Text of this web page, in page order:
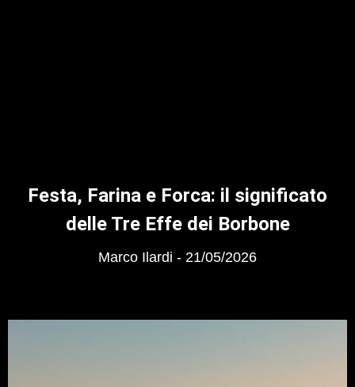
Festa, Farina e Forca: il significato
delle Tre Effe dei Borbone
Marco Ilardi 21/05/2026